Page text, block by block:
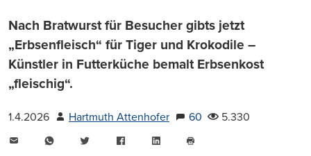
Nach Bratwurst für Besucher gibts jetzt
„Erbsenfleisch“ für Tiger und Krokodile –
Künstler in Futterküche bemalt Erbsenkost
„fleischig“.
1.4.2026 Hartmuth Attenhofer 60
5.330
WhatsAppTwitter FacebookLinkedIn